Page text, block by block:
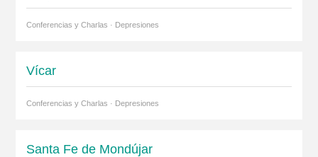
Conferencias y Charlas · Depresiones
Vícar
Conferencias y Charlas · Depresiones
Santa Fe de Mondújar